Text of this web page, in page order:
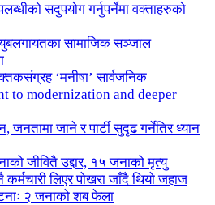
सदुपयोग गर्नुपर्नेमा वक्ताहरुको
सामाजिक सञ्जाल
‘मनीषा’ सार्वजनिक
to modernization and deeper
जनतामा जाने र पार्टी सुदृढ गर्नेतिर ध्यान
जीवितै उद्दार, १५ जनाको मृत्यु
कर्मचारी लिएर पोखरा जाँदै थियो जहाज
२ जनाको शब फेला